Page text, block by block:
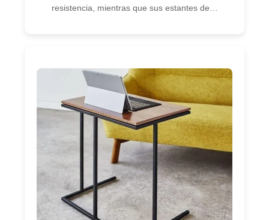
resistencia, mientras que sus estantes de…